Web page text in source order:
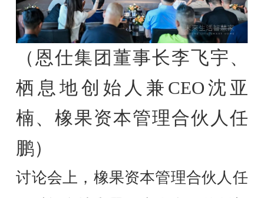
（恩仕集团董事长李飞宇、
栖息地创始人兼CEO沈亚
楠、橡果资本管理合伙人任
鹏）
讨论会上，橡果资本管理合伙人任